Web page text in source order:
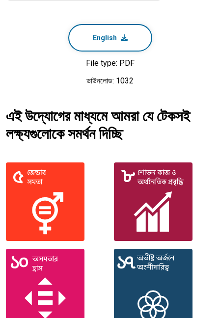
English
File type: PDF
ডাউনলোড: 1032
এই উদ্যোগের মাধ্যমে আমরা যে টেকসই
লক্ষ্যগুলোকে সমর্থন দিচ্ছি